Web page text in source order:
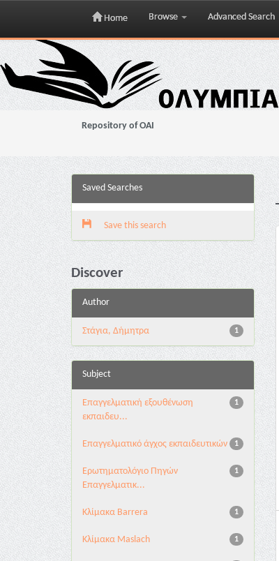
Skip
navigation
Home Browse Advanced Search
Repository of OAI
Saved Searches
Save this search
Discover
Author
1
Στάγια, Δήμητρα
Subject
1
Eπαγγελματική εξουθένωση
εκπαιδευ...
1
Eπαγγελματικό άγχος εκπαιδευτικών
1
Ερωτηματολόγιο Πηγών
Επαγγελματικ...
1
Κλίμακα Barrera
1
Κλίμακα Maslach